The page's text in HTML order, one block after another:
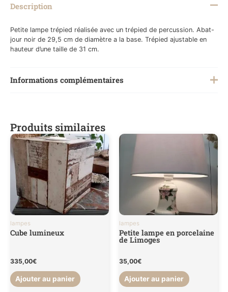
Description
Petite lampe trépied réalisée avec un trépied de percussion. Abat-
jour noir de 29,5 cm de diamètre a la base. Trépied ajustable en
hauteur d’une taille de 31 cm.
Informations complémentaires
Produits similaires
lampes
Cube lumineux
335,00€
Ajouter au panier
lampes
Petite lampe en porcelaine
de Limoges
35,00€
Ajouter au panier